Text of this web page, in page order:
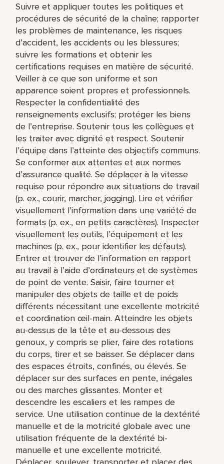
Suivre et appliquer toutes les politiques et
procédures de sécurité de la chaîne; rapporter
les problèmes de maintenance, les risques
d’accident, les accidents ou les blessures;
suivre les formations et obtenir les
certifications requises en matière de sécurité.
Veiller à ce que son uniforme et son
apparence soient propres et professionnels.
Respecter la confidentialité des
renseignements exclusifs; protéger les biens
de l’entreprise. Soutenir tous les collègues et
les traiter avec dignité et respect. Soutenir
l’équipe dans l’atteinte des objectifs communs.
Se conformer aux attentes et aux normes
d’assurance qualité. Se déplacer à la vitesse
requise pour répondre aux situations de travail
(p. ex., courir, marcher, jogging). Lire et vérifier
visuellement l’information dans une variété de
formats (p. ex., en petits caractères). Inspecter
visuellement les outils, l’équipement et les
machines (p. ex., pour identifier les défauts).
Entrer et trouver de l’information en rapport
au travail à l’aide d’ordinateurs et de systèmes
de point de vente. Saisir, faire tourner et
manipuler des objets de taille et de poids
différents nécessitant une excellente motricité
et coordination œil-main. Atteindre les objets
au-dessus de la tête et au-dessous des
genoux, y compris se plier, faire des rotations
du corps, tirer et se baisser. Se déplacer dans
des espaces étroits, confinés, ou élevés. Se
déplacer sur des surfaces en pente, inégales
ou des marches glissantes. Monter et
descendre les escaliers et les rampes de
service. Une utilisation continue de la dextérité
manuelle et de la motricité globale avec une
utilisation fréquente de la dextérité bi-
manuelle et une excellente motricité.
Déplacer, soulever, transporter et placer des